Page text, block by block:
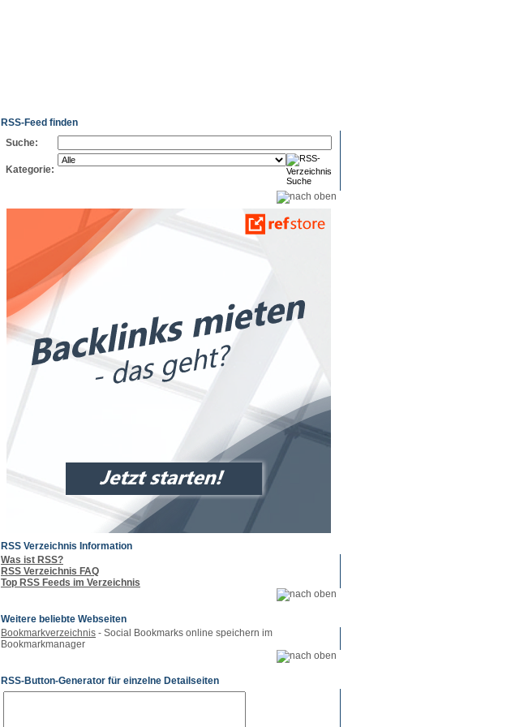
RSS-Feed finden
Suche:
Kategorie:
RSS Verzeichnis Information
Was ist RSS?
RSS Verzeichnis FAQ
Top RSS Feeds im Verzeichnis
Weitere beliebte Webseiten
Bookmarkverzeichnis - Social Bookmarks online speichern im
Bookmarkmanager
RSS-Button-Generator für einzelne Detailseiten